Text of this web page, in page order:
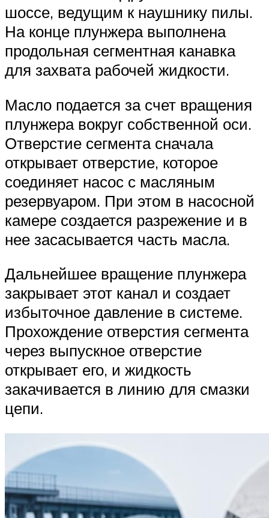
шоссе, ведущим к наушнику пилы.
На конце плунжера выполнена
продольная сегментная канавка
для захвата рабочей жидкости.
Масло подается за счет вращения
плунжера вокруг собственной оси.
Отверстие сегмента сначала
открывает отверстие, которое
соединяет насос с масляным
резервуаром. При этом в насосной
камере создается разрежение и в
нее засасывается часть масла.
Дальнейшее вращение плунжера
закрывает этот канал и создает
избыточное давление в системе.
Прохождение отверстия сегмента
через выпускное отверстие
открывает его, и жидкость
закачивается в линию для смазки
цепи.